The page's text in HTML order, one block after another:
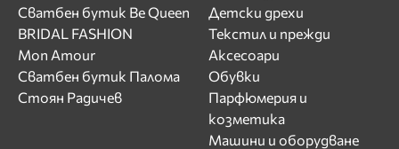
Сватбен бутик Be Queen
BRIDAL FASHION
Mon Amour
Сватбен бутик Палома
Стоян Радичев
Детски дрехи
Текстил и прежди
Аксесоари
Обувки
Парфюмерия и
козметика
Машини и оборудване